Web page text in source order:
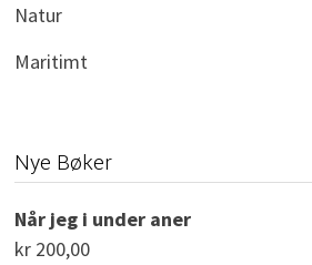
Natur
Maritimt
Nye Bøker
Når jeg i under aner
kr 200,00